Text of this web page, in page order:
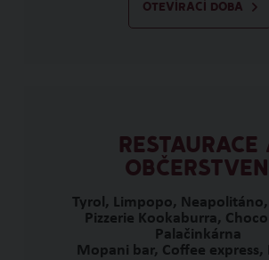
OTEVÍRACÍ DOBA
RESTAURACE
Tyrol, Limpopo, Neapolitáno,
Pizzerie Kookaburra,
Palačinkárna
Mopani bar, Coffee express,